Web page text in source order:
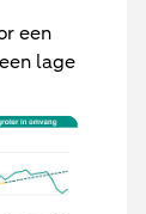
een
lage